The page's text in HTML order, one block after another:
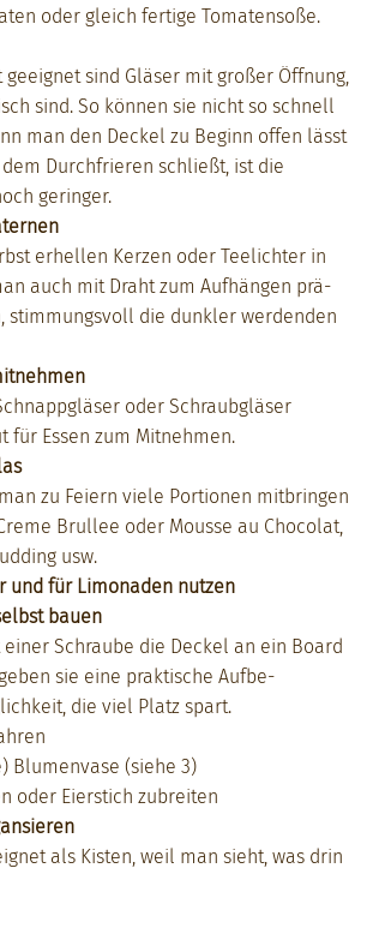
oder gle­ich fer­tige Tomaten­soße.
geeignet sind Gläs­er mit großer Öff­nung,
sind. So kön­nen sie nicht so schnell
man den Deck­el zu Beginn offen lässt
Durch­frieren schließt, ist die
geringer.
erhellen Kerzen oder Teelichter in
auch mit Draht zum Aufhän­gen prä­
stim­mungsvoll die dun­kler wer­den­den
oder Schraubgläs­er
für Essen zum Mit­nehmen.
zu Feiern viele Por­tio­nen mit­brin­gen
Brullee oder Mousse au Choco­lat,
usw.
und für Limon­aden nutzen
bauen
Schraube die Deck­el an ein Board
sie eine prak­tis­che Auf­be­
die viel Platz spart.
Blu­men­vase (siehe 3)
oder Eier­stich zubre­it­en
als Kisten, weil man sieht, was drin